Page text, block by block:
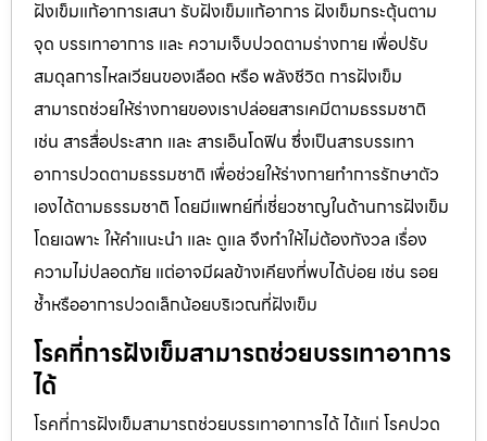
ฝังเข็มแก้อาการเสนา รับฝังเข็มแก้อาการ ฝังเข็มกระตุ้นตาม
จุด บรรเทาอาการ และ ความเจ็บปวดตามร่างกาย เพื่อปรับ
สมดุลการไหลเวียนของเลือด หรือ พลังชีวิต การฝังเข็ม
สามารถช่วยให้ร่างกายของเราปล่อยสารเคมีตามธรรมชาติ
เช่น สารสื่อประสาท และ สารเอ็นโดฟิน ซึ่งเป็นสารบรรเทา
อาการปวดตามธรรมชาติ เพื่อช่วยให้ร่างกายทำการรักษาตัว
เองได้ตามธรรมชาติ โดยมีแพทย์ที่เชี่ยวชาญในด้านการฝังเข็ม
โดยเฉพาะ ให้คำแนะนำ และ ดูแล จึงทำให้ไม่ต้องกังวล เรื่อง
ความไม่ปลอดภัย แต่อาจมีผลข้างเคียงที่พบได้บ่อย เช่น รอย
ช้ำหรืออาการปวดเล็กน้อยบริเวณที่ฝังเข็ม
โรคที่การฝังเข็มสามารถช่วยบรรเทาอาการ
ได้
โรคที่การฝังเข็มสามารถช่วยบรรเทาอาการได้ ได้แก่ โรคปวด